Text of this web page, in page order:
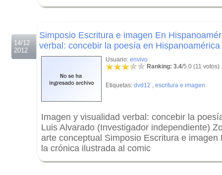
14/12
2012
Simposio Escritura e imagen En
verbal: concebir la poesía en
Usuario: envivo
Ranking: 3.4/5.0 (11 votos)
Etiquetas: dvd12 , escritura e imagen
Imagen y visualidad verbal: concebir la
Luis Alvarado (Investigador independiente)
arte conceptual Simposio Escritura e imagen
la crónica ilustrada al comic